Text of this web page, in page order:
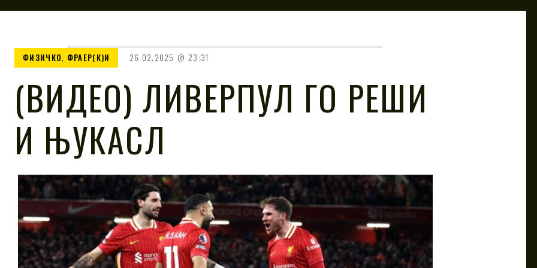
ФИЗИЧКО, ФРАЕР(К)И 26.02.2025 23:31
(ВИДЕО) ЛИВЕРПУЛ ГО РЕШИ
И ЊУКАСЛ